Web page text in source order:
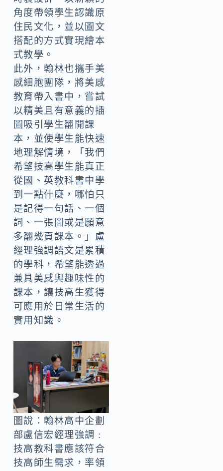
角度帶領學生認識原
住民文化，並以圖文
搭配的方式實現繪本
式教學。
此外，翰林也攜手美
感細胞團隊，將美感
教育帶入書中，嘗試
以精美且有意義的插
圖吸引學生翻開課
本，並使學生能快速
地理解情境，「我們
希望技高學生能真正
從國、英教科書中學
到一點什麼，哪怕只
是記得一句話、一個
詞、一張圖或是願意
多翻幾頁課本。」盧
經理強調語文是累積
的學科，希望能透過
兼具美感與趣味性的
課本，讓技高生獲得
可應用於日常生活的
實用知識。
圖說：翰林高中企劃
部盧信宏經理強調 :
技高教科書應該符合
技高師生需求，率領